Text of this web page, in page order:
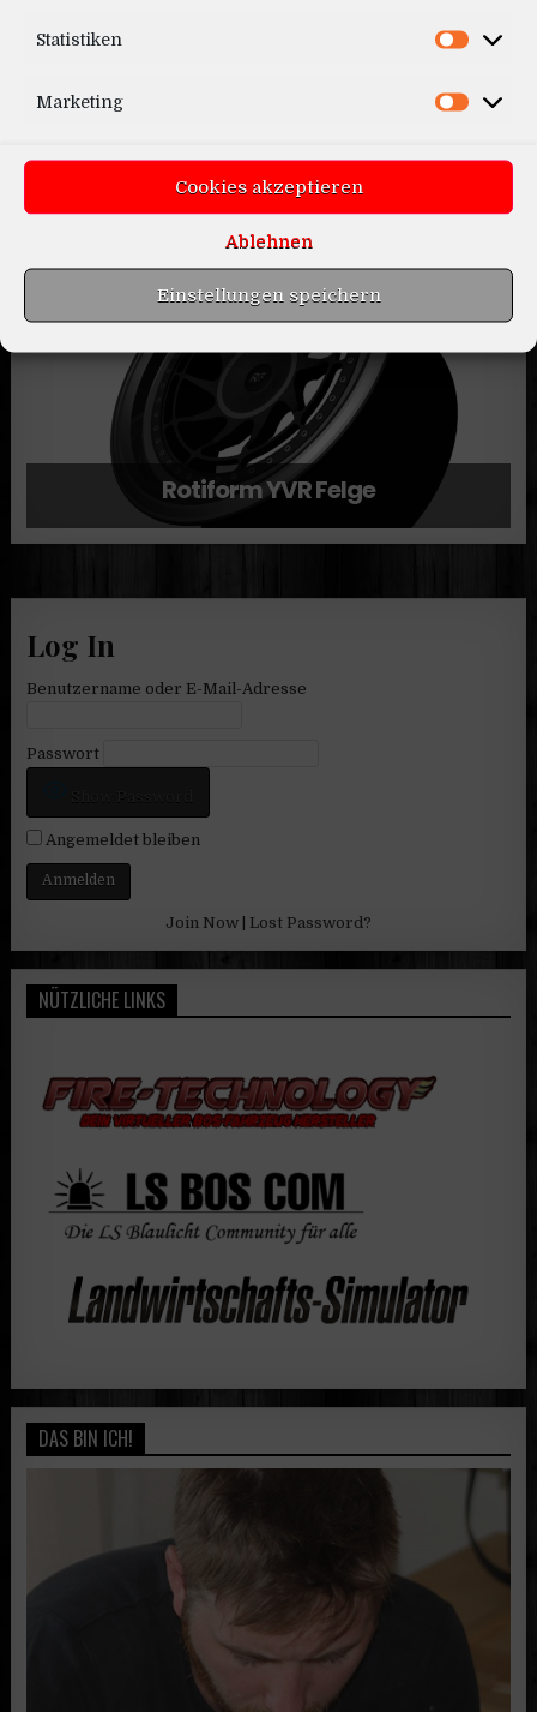
Statistiken
Marketing
Cookies akzeptieren
Ablehnen
Einstellungen speichern
Skoda Kodiaq VRS 2020
Rotiform YVR Felge
Log In
Benutzername oder E-Mail-Adresse
Passwort
Show Password
Angemeldet bleiben
Join Now Lost Password?
NÜTZLICHE LINKS
DAS BIN ICH!